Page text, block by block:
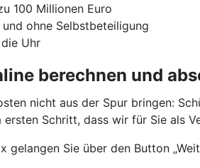
100 Millionen Euro
ohne Selbstbeteiligung
Uhr
berechnen und
nicht aus der Spur bringen:
ersten Schritt, dass wir für Sie als
gelangen Sie über den Button